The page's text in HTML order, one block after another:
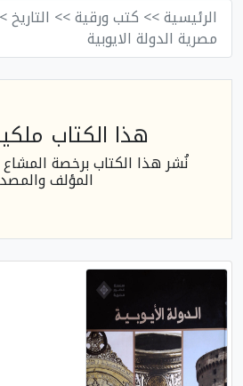
الرئيسية>> كتب ورقية>> التاريخ
مصرية الدولة الايوبية
هذا الكتاب
نُشر هذا الكتاب برخصة
المؤلف